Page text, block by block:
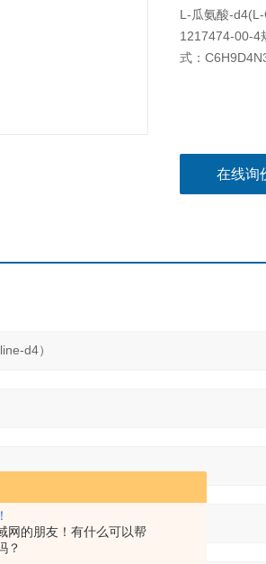
网的朋友！有什么可以帮
？
L-瓜氨酸-
1217474-00-4
式：
在线询